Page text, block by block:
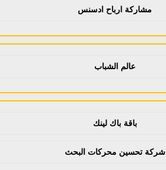
مشاركة ارباح ادسنس
عالم الشباب
باقة باك لينك
شركة تحسين محركات البحث